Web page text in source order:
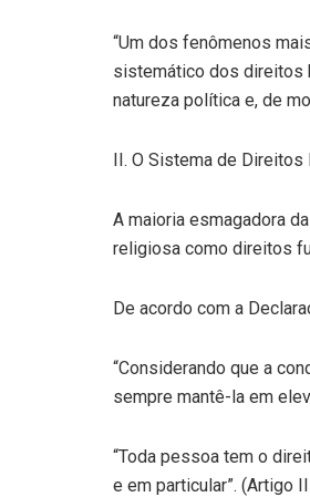
“Um dos fenômenos
sistemático dos direitos
natureza política e, de
II. O Sistema de Direitos
A maioria esmagadora
religiosa como direitos
De acordo com a
“Considerando que a
sempre mantê-la em
“Toda pessoa tem o
e em particular”. (Artigo